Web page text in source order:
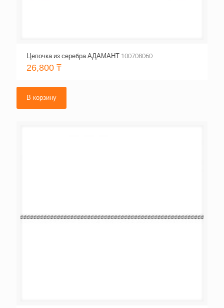
Цепочка из серебра АДАМАНТ 100708060
26,800 ₸
В корзину